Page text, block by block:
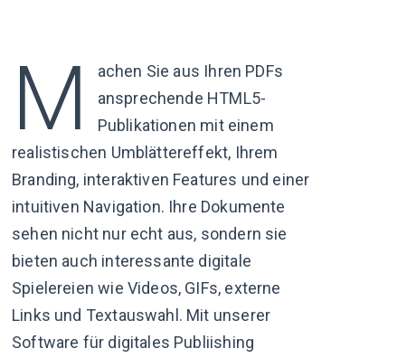
M
achen Sie aus Ihren PDFs
ansprechende HTML5-
Publikationen mit einem
realistischen Umblättereffekt, Ihrem
Branding, interaktiven Features und einer
intuitiven Navigation. Ihre Dokumente
sehen nicht nur echt aus, sondern sie
bieten auch interessante digitale
Spielereien wie Videos, GIFs, externe
Links und Textauswahl. Mit unserer
Software für digitales Publiishing